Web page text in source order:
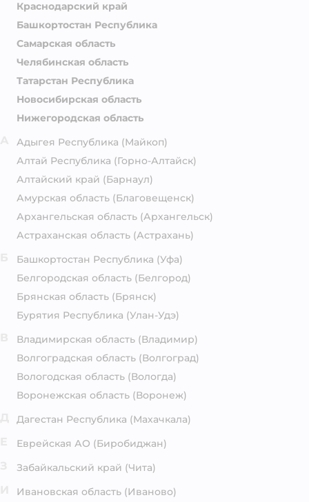
Краснодарский край
Башкортостан Республика
Самарская область
Челябинская область
Татарстан Республика
Новосибирская область
Нижегородская область
Адыгея Республика (Майкоп)
Алтай Республика (Горно-Алтайск)
Алтайский край (Барнаул)
Амурская область (Благовещенск)
Архангельская область (Архангельск)
Астраханская область (Астрахань)
Башкортостан Республика (Уфа)
Белгородская область (Белгород)
Брянская область (Брянск)
Бурятия Республика (Улан-Удэ)
Владимирская область (Владимир)
Волгоградская область (Волгоград)
Вологодская область (Вологда)
Воронежская область (Воронеж)
Дагестан Республика (Махачкала)
Еврейская АО (Биробиджан)
Забайкальский край (Чита)
Ивановская область (Иваново)